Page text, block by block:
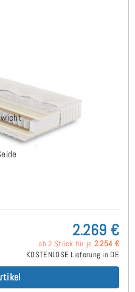
140x190 cm -
2.269 €
ab 2 Stück für je 2.254 €
KOSTENLOSE Lieferung in DE